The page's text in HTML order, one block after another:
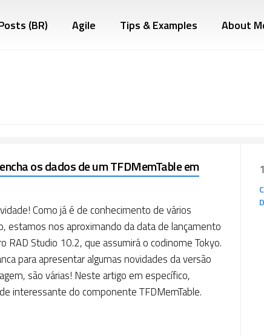
(BR) Agile Tips & Examples About
os dados de um TFDMemTable em
Como já é de conhecimento de vários
estamos nos aproximando da data de lançamento
RAD Studio 10.2, que assumirá o codinome Tokyo.
para apresentar algumas novidades da versão
são várias! Neste artigo em específico,
interessante do componente TFDMemTable.